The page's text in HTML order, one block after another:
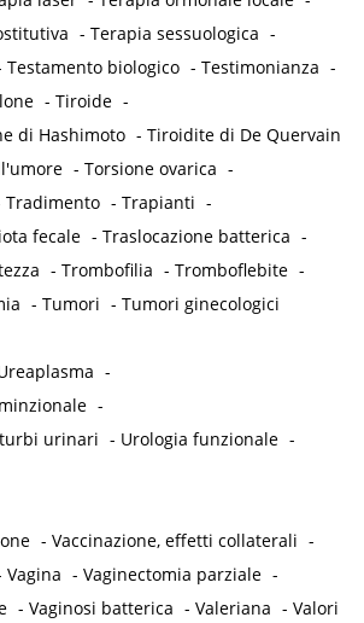
-Terapia sessuologica -
Testamento biologico -Testimonianza -
-Tiroide -
di Hashimoto -Tiroidite di De Quervain
-Torsione ovarica -
Tradimento -Trapianti -
fecale -Traslocazione batterica -
-Trombofilia -Tromboflebite -
-Tumori -Tumori ginecologici
-
-
urinari - Urologia funzionale -
-Vaccinazione, effetti collaterali -
Vagina -Vaginectomia parziale -
-Vaginosi batterica -Valeriana -Valori